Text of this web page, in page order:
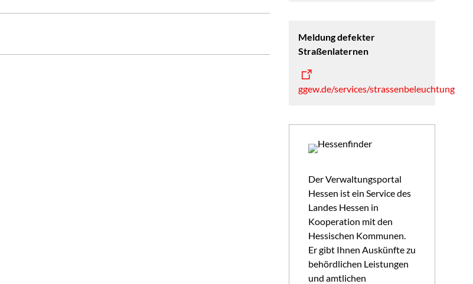
Meldung defekter
Straßenlaternen
ggew.de/services/strassenbeleuchtung
Der Verwaltungsportal
Hessen ist ein Service des
Landes Hessen in
Kooperation mit den
Hessischen Kommunen.
Er gibt Ihnen Auskünfte zu
behördlichen Leistungen
und amtlichen